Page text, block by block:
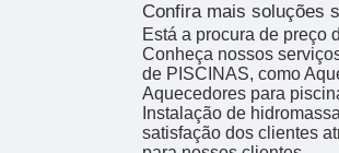
Confira mais soluções
Está a procura de preço
Conheça nossos
de PISCINAS, como
Aquecedores para
Instalação de
satisfação dos clientes